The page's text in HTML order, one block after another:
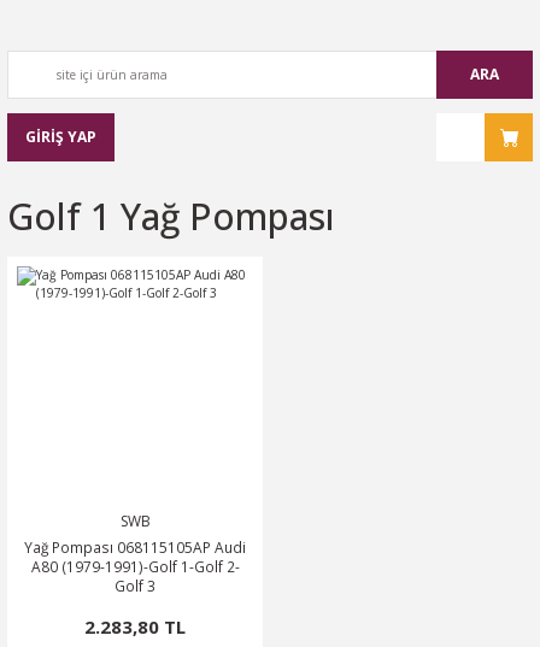
ARA
GİRİŞ YAP
Golf 1 Yağ Pompası
SWB
Yağ Pompası 068115105AP Audi
A80 (1979-1991)-Golf 1-Golf 2-
Golf 3
2.283,80 TL